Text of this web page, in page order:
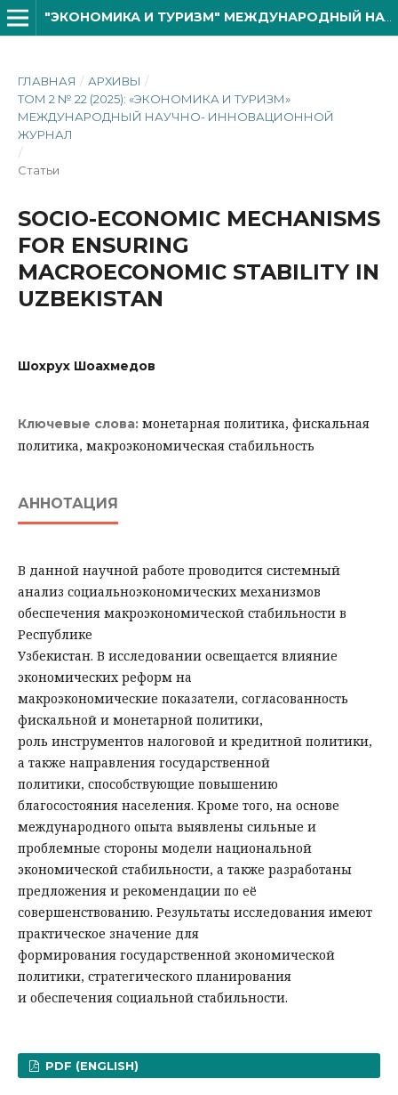
"ЭКОНОМИКА И ТУРИЗМ" МЕЖДУНАРОДНЫЙ НАУЧНО- ИННОВАЦИОННОЙ ЖУРНАЛ
ГЛАВНАЯ / АРХИВЫ /
ТОМ 2 № 22 (2025): «ЭКОНОМИКА И ТУРИЗМ»
МЕЖДУНАРОДНЫЙ НАУЧНО- ИННОВАЦИОННОЙ
ЖУРНАЛ
/
Статьи
SOCIO-ECONOMIC MECHANISMS
FOR ENSURING
MACROECONOMIC STABILITY IN
UZBEKISTAN
Шохрух Шоахмедов
Ключевые слова: монетарная политика, фискальная
политика, макроэкономическая стабильность
АННОТАЦИЯ
В данной научной работе проводится системный
анализ социальноэкономических механизмов
обеспечения макроэкономической стабильности в
Республике
Узбекистан. В исследовании освещается влияние
экономических реформ на
макроэкономические показатели, согласованность
фискальной и монетарной политики,
роль инструментов налоговой и кредитной политики,
а также направления государственной
политики, способствующие повышению
благосостояния населения. Кроме того, на основе
международного опыта выявлены сильные и
проблемные стороны модели национальной
экономической стабильности, а также разработаны
предложения и рекомендации по её
совершенствованию. Результаты исследования имеют
практическое значение для
формирования государственной экономической
политики, стратегического планирования
и обеспечения социальной стабильности.
PDF (ENGLISH)